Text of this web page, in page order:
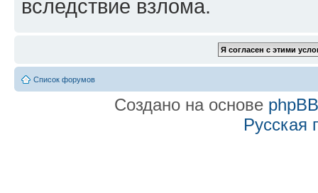
вследствие взлома.
Список форумов
Создано на основе phpBB
Русская